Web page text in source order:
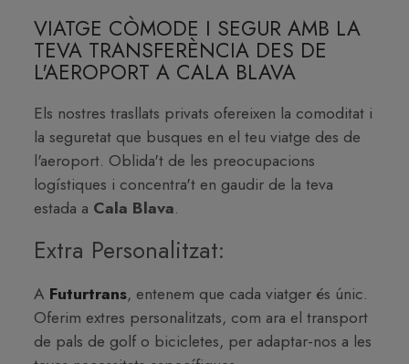
VIATGE CÒMODE I SEGUR AMB LA
TEVA TRANSFERÈNCIA DES DE
L'AEROPORT A CALA BLAVA
Els nostres trasllats privats ofereixen la comoditat i
la seguretat que busques en el teu viatge des de
l'aeroport. Oblida't de les preocupacions
logístiques i concentra't en gaudir de la teva
estada a Cala Blava.
Extra Personalitzat:
A Futurtrans, entenem que cada viatger és únic.
Oferim extres personalitzats, com ara el transport
de pals de golf o bicicletes, per adaptar-nos a les